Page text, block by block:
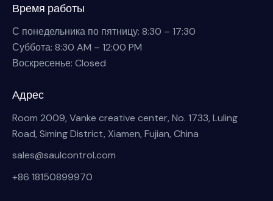
Время работы
С понедельника по пятницу: 8:30 – 17:30
Суббота: 8:30 AM – 12:00 PM
Воскресенье: Closed
Адрес
Room 2009, Vanke creative center, No. 1733, Luling
Road, Siming District, Xiamen, Fujian, China
sales@saulcontrol.com
+86 18150899970